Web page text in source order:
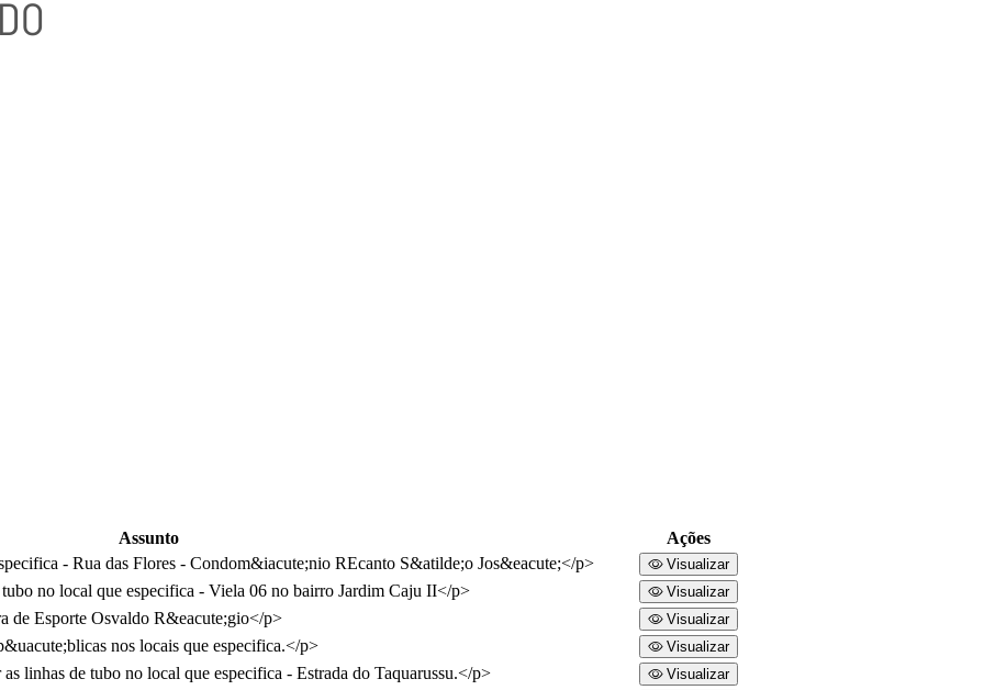
Assunto
Ações
- Rua das Flores - Condom&iacute;nio REcanto S&atilde;o Jos&eacute;</p> Visualizar
no local que especifica - Viela 06 no bairro Jardim Caju II</p> Visualizar
de Esporte Osvaldo R&eacute;gio</p> Visualizar
nos locais que especifica.</p> Visualizar
linhas de tubo no local que especifica - Estrada do Taquarussu.</p> Visualizar